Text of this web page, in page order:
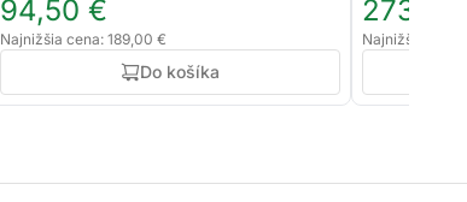
94,50 €
Najnižšia cena: 189,00 €
Do košíka
273,00
Najnižšia